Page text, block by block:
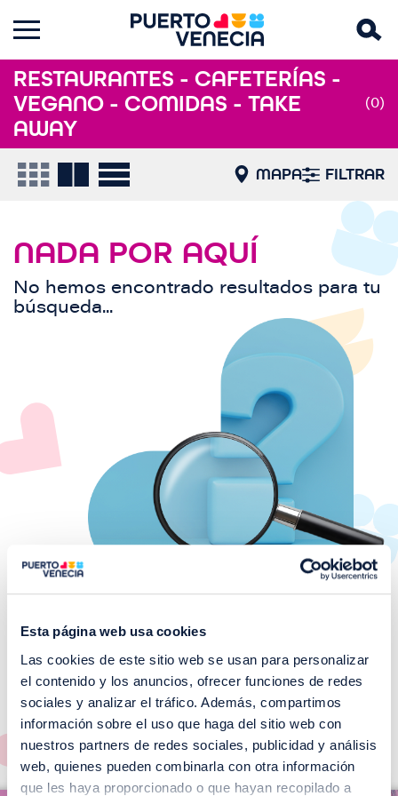
Esta página web usa cookies
Las cookies de este sitio web se usan para personalizar
el contenido y los anuncios, ofrecer funciones de redes
sociales y analizar el tráfico. Además, compartimos
información sobre el uso que haga del sitio web con
nuestros partners de redes sociales, publicidad y análisis
web, quienes pueden combinarla con otra información
que les haya proporcionado o que hayan recopilado a
RESTAURANTES - CAFETERÍAS -
VEGANO - COMIDAS - TAKE
AWAY
(0)
MAPA FILTRAR
NADA POR AQUÍ
No hemos encontrado resultados para tu
búsqueda...
¡No te pierdas nuestros
EVENTOS!
Ver todos >